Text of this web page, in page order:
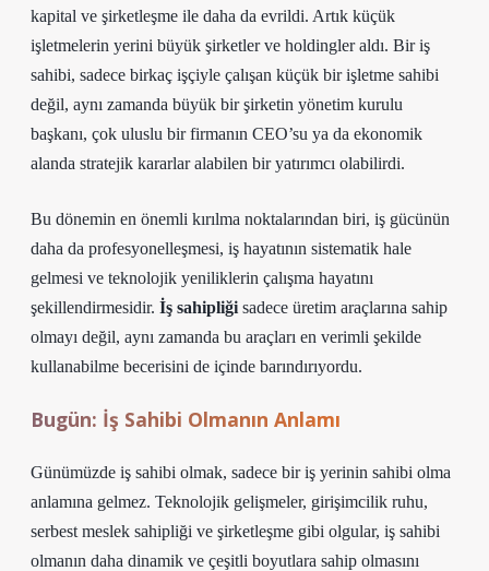
kapital ve şirketleşme ile daha da evrildi. Artık küçük
işletmelerin yerini büyük şirketler ve holdingler aldı. Bir iş
sahibi, sadece birkaç işçiyle çalışan küçük bir işletme sahibi
değil, aynı zamanda büyük bir şirketin yönetim kurulu
başkanı, çok uluslu bir firmanın CEO’su ya da ekonomik
alanda stratejik kararlar alabilen bir yatırımcı olabilirdi.
Bu dönemin en önemli kırılma noktalarından biri, iş gücünün
daha da profesyonelleşmesi, iş hayatının sistematik hale
gelmesi ve teknolojik yeniliklerin çalışma hayatını
şekillendirmesidir. İş sahipliği sadece üretim araçlarına sahip
olmayı değil, aynı zamanda bu araçları en verimli şekilde
kullanabilme becerisini de içinde barındırıyordu.
Bugün: İş Sahibi Olmanın Anlamı
Günümüzde iş sahibi olmak, sadece bir iş yerinin sahibi olma
anlamına gelmez. Teknolojik gelişmeler, girişimcilik ruhu,
serbest meslek sahipliği ve şirketleşme gibi olgular, iş sahibi
olmanın daha dinamik ve çeşitli boyutlara sahip olmasını